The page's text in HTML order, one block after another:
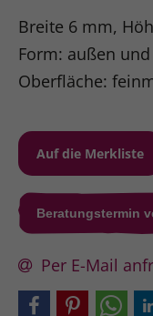
Breite 6 mm,
Form: außen
Oberfläche:
Beratungstermin
Per E-Mail